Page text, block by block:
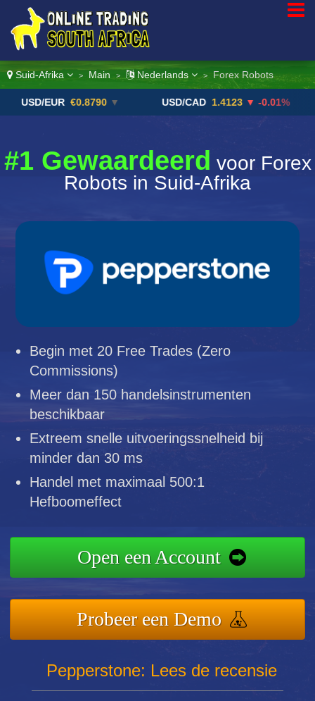
Suid-Afrika > Main > Nederlands > Forex Robots
EUR €0.8790 ▼ USD/CAD 1.4123 ▼ -0.01%
#1 Gewaardeerd voor Forex
Robots in Suid-Afrika
Begin met 20 Free Trades (Zero
Commissions)
Meer dan 150 handelsinstrumenten
beschikbaar
Extreem snelle uitvoeringssnelheid bij
minder dan 30 ms
Handel met maximaal 500:1
Hefboomeffect
Open een Account
Probeer een Demo
Pepperstone: Lees de recensie